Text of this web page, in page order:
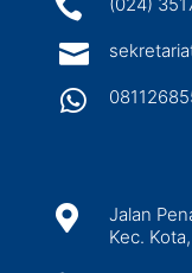




Jalan
Kec.